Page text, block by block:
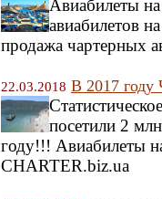
Авиабилеты
авиабилетов
продажа чартерных
22.03.2018 В 2017 году
посетили 2
году!!! Авиабилеты
CHARTER.biz.ua